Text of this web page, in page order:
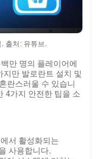
출처: 유튜브.
만 명의 플레이어에
만 발로란트 설치 및
란스러울 수 있습니
4가지 안전한 팁을 소
서 활성화되는
사용합니다.